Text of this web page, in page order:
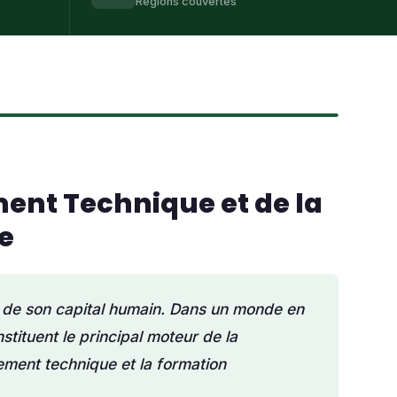
Technique et de la
son capital humain. Dans un monde en
le principal moteur de la
technique et la formation